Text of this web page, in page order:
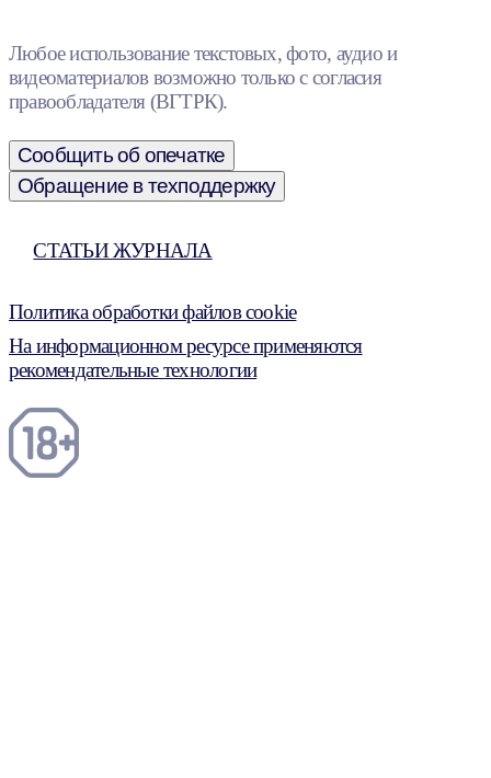
Любое использование текстовых, фото, аудио и
видеоматериалов возможно только с согласия
правообладателя (ВГТРК).
Сообщить об опечатке
Обращение в техподдержку
СТАТЬИ ЖУРНАЛА
Политика обработки файлов cookie
На информационном ресурсе применяются
рекомендательные технологии